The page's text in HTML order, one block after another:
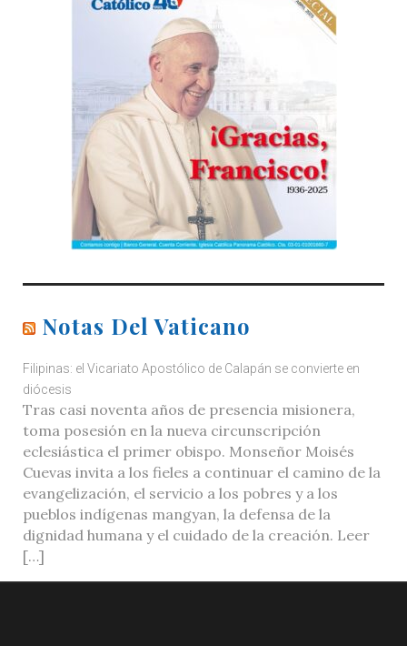
Notas Del Vaticano
Filipinas: el Vicariato Apostólico de Calapán se convierte en
diócesis
Tras casi noventa años de presencia misionera,
toma posesión en la nueva circunscripción
eclesiástica el primer obispo. Monseñor Moisés
Cuevas invita a los fieles a continuar el camino de la
evangelización, el servicio a los pobres y a los
pueblos indígenas mangyan, la defensa de la
dignidad humana y el cuidado de la creación. Leer
[…]